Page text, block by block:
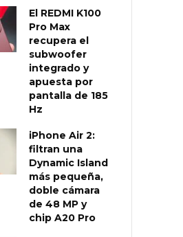
El REDMI K100
Pro Max
recupera el
subwoofer
integrado y
apuesta por
pantalla de 185
Hz
iPhone Air 2:
filtran una
Dynamic Island
más pequeña,
doble cámara
de 48 MP y
chip A20 Pro